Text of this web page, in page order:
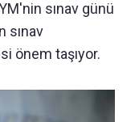
sınav günü
sınav
önem taşıyor.